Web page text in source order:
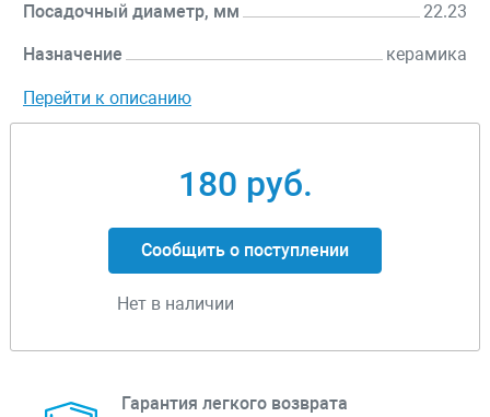
Посадочный диаметр, мм 22.23
Назначение керамика
Перейти к описанию
180 руб.
Сообщить о поступлении
Нет в наличии
Гарантия легкого возврата